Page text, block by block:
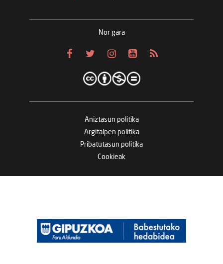
Nor gara
Aniztasun politika
Argitalpen politika
Pribatutasun politika
Cookieak